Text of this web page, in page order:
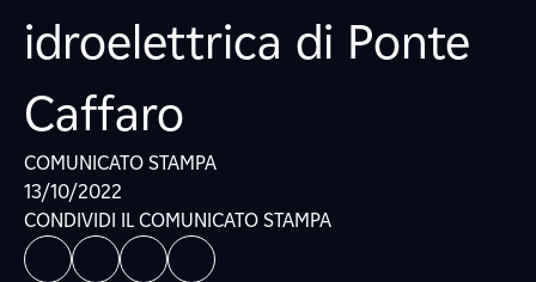
idroelettrica di Ponte
Caffaro
COMUNICATO STAMPA
13/10/2022
CONDIVIDI IL COMUNICATO STAMPA